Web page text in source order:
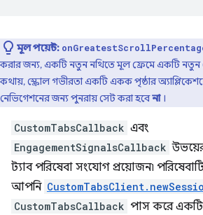
মূল পয়েন্ট:
করার জন্য, একটি নতুন নথিতে মূল ফ্রেমে একটি নতুন
কথায়, স্ক্রোল গভীরতা একটি একক পৃষ্ঠার
নেভিগেশনের জন্য পুনরায় সেট করা হবেনা।
CustomTabsCallback এবং
EngagementSignalsCallback
ট্যাব পরিষেবা সংযোগ প্রয়োজন৷
আপনি
CustomTabsCallback পাস করে